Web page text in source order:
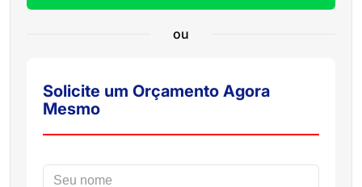
ou
Solicite um Orçamento Agora
Mesmo